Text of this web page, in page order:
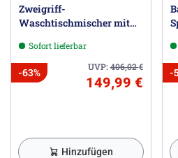
Zweigriff-
Waschtischmischer mit
Sofort lieferbar
UVP:406,02€
-63%
149,99 €
Hinzufügen
-